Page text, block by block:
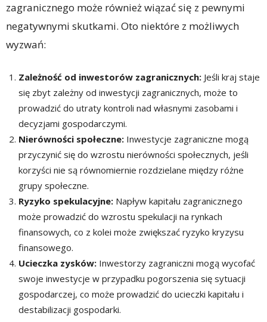
zagranicznego może również wiązać się z pewnymi
negatywnymi skutkami. Oto niektóre z możliwych
wyzwań:
Zależność od inwestorów zagranicznych: Jeśli kraj staje
się zbyt zależny od inwestycji zagranicznych, może to
prowadzić do utraty kontroli nad własnymi zasobami i
decyzjami gospodarczymi.
Nierówności społeczne: Inwestycje zagraniczne mogą
przyczynić się do wzrostu nierówności społecznych, jeśli
korzyści nie są równomiernie rozdzielane między różne
grupy społeczne.
Ryzyko spekulacyjne: Napływ kapitału zagranicznego
może prowadzić do wzrostu spekulacji na rynkach
finansowych, co z kolei może zwiększać ryzyko kryzysu
finansowego.
Ucieczka zysków: Inwestorzy zagraniczni mogą wycofać
swoje inwestycje w przypadku pogorszenia się sytuacji
gospodarczej, co może prowadzić do ucieczki kapitału i
destabilizacji gospodarki.